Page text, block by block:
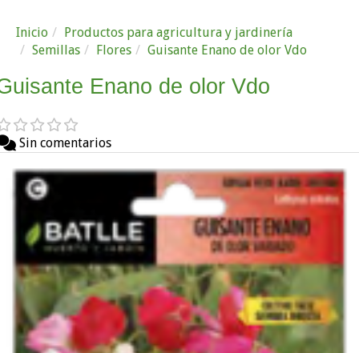
Inicio
Productos para agricultura y jardinería
Semillas
Flores Guisante Enano de olor Vdo
Enano de olor Vdo
Sin comentarios